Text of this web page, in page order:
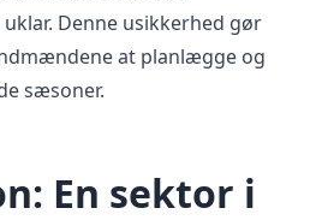
Denne usikkerhed gør
at planlægge og
sæsoner.
En sektor i